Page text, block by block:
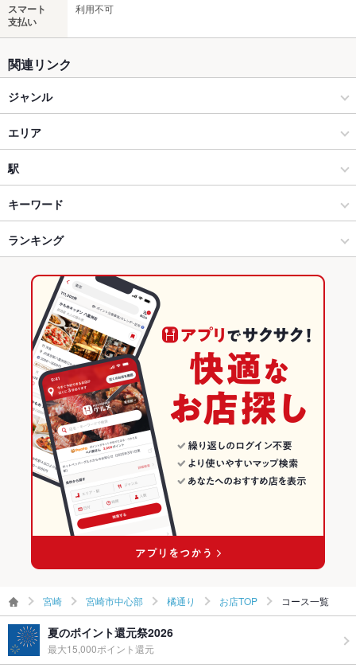
スマート
支払い
利用不可
関連リンク
ジャンル
中華
中華全般
宮崎市中心部 × 中華
宮崎市中心部 × 中華全般
宮崎駅 × 中華
宮崎駅 × 中華全般
エリア
橘通り
橘通り × 中華
橘通り × 中華全般
宮崎 × 中華
宮崎 × 中華全般
駅
宮崎駅
キーワード
手羽先 エビ料理 にんにく料理
酢豚 北京ダック
味噌ラーメン しいたけ天ぷら
ランキング
宮崎のグルメランキング
宮崎の中華ランキング
宮崎の中華全般ランキング
宮崎市中心部のグルメランキング
宮崎市中心部の中華ランキング
宮崎市中心部の中華全般ランキング
橘通りのグルメランキング
橘通りの中華ランキング
橘通りの中華全般ランキング
宮崎 宮崎市中心部 橘通り お店TOP コース一覧
夏のポイント還元祭2026
最大15,000ポイント還元